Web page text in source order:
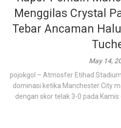
Menggilas Crystal
Tebar Ancaman
May 14,
pojokgol – Atmosfer Etihad
dominasi ketika Manchester City
dengan skor telak 3-0 pada Kamis